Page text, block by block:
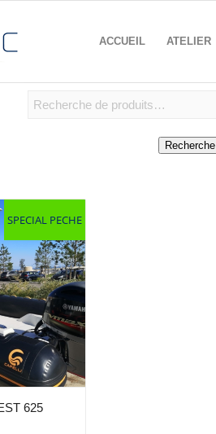
ACCUEIL ATELIER
Recherche
SPECIAL PECHE
625